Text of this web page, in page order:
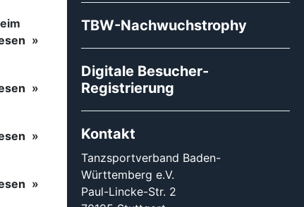
TBW-Nachwuchstrophy
Digitale Besucher-
Registrierung
Kontakt
Tanzsportverband Baden-
Württemberg e.V.
Paul-Lincke-Str. 2